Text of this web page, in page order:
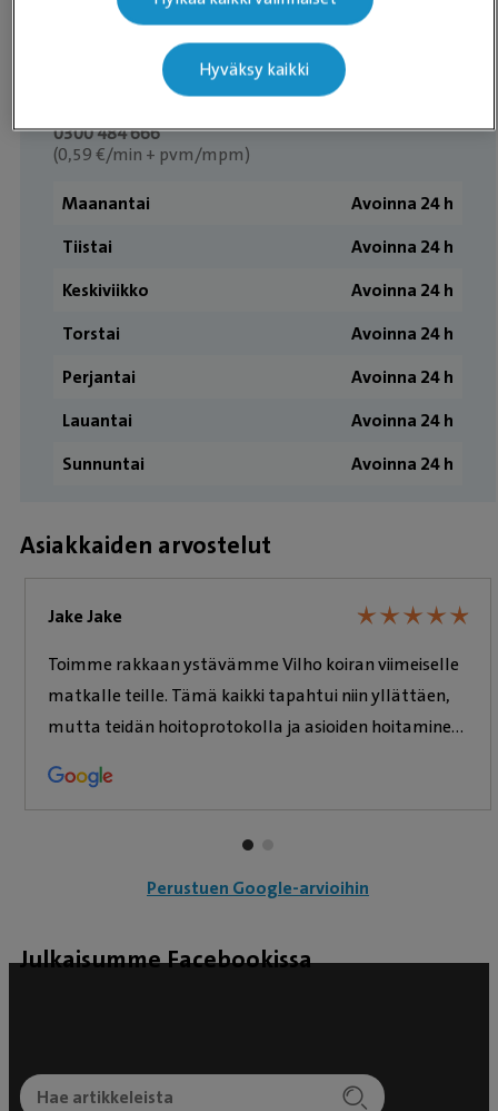
Aukioloajat
0300 484 666
(0,59 €/min + pvm/mpm)
Maanantai
Avoinna 24 h
Tiistai
Avoinna 24 h
Keskiviikko
Avoinna 24 h
Torstai
Avoinna 24 h
Perjantai
Avoinna 24 h
Lauantai
Avoinna 24 h
Sunnuntai
Avoinna 24 h
Asiakkaiden arvostelut
Jake Jake ★★★★★
★★★★★
Toimme rakkaan ystävämme Vilho koiran viimeiselle
matkalle teille. Tämä kaikki tapahtui niin yllättäen,
mutta teidän hoitoprotokolla ja asioiden hoitaminen
hyvin kuin olisi voinut toivoa. Annettiin aikaa
välittävältä ja lämpimältä. Iso kiitos ja suositus
teille, vaikka kuinka paljon sattuukin ystävästä
helpommalta. Ihan älyttömän suuri kiitos teille
Perustuen Google-arvioihin
Julkaisumme Facebookissa
Hyväksy kaikki